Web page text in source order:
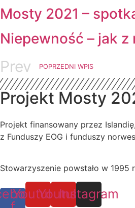
Mosty 2021 –
Niepewność – jak
Prev POPRZEDNI WPIS
Projekt Mosty
Projekt finansowany przez
z Funduszy EOG i funduszy
Stowarzyszenie powstało w
YoutubeYoutube
Instagram